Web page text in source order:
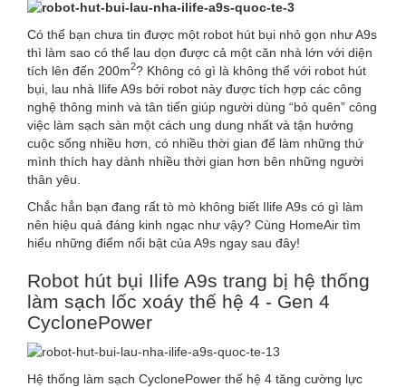
Có thể bạn chưa tin được một robot hút bụi nhỏ gọn như A9s
thì làm sao có thể lau dọn được cả một căn nhà lớn với diện
tích lên đến 200m2? Không có gì là không thể với robot hút
bụi, lau nhà Ilife A9s bởi robot này được tích hợp các công
nghệ thông minh và tân tiến giúp người dùng “bỏ quên” công
việc làm sạch sàn một cách ung dung nhất và tận hưởng
cuộc sống nhiều hơn, có nhiều thời gian để làm những thứ
mình thích hay dành nhiều thời gian hơn bên những người
thân yêu.
Chắc hẳn bạn đang rất tò mò không biết Ilife A9s có gì làm
nên hiệu quả đáng kinh ngạc như vậy? Cùng HomeAir tìm
hiểu những điểm nổi bật của A9s ngay sau đây!
Robot hút bụi Ilife A9s trang bị hệ thống
làm sạch lốc xoáy thế hệ 4 - Gen 4
CyclonePower
Hệ thống làm sạch CyclonePower thế hệ 4 tăng cường lực